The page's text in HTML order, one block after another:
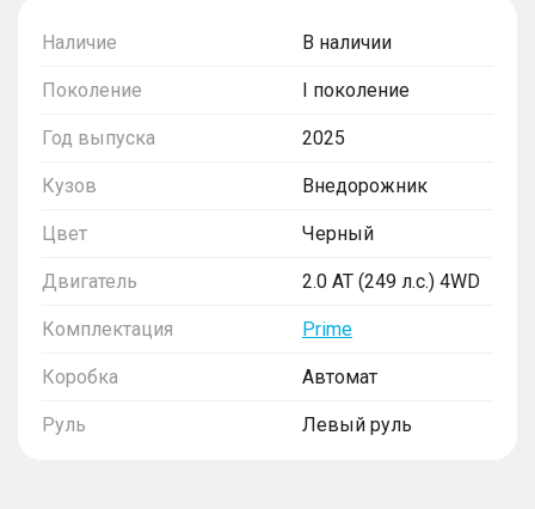
Наличие В наличии
Поколение I поколение
Год выпуска 2025
Кузов Внедорожник
Цвет Черный
Двигатель 2.0 AT (249 л.с.) 4WD
Комплектация Prime
Коробка Автомат
Руль Левый руль